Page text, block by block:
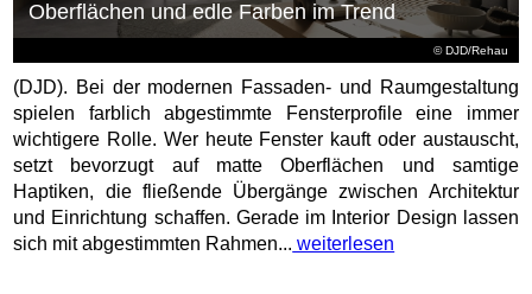
© DJD/Rehau
Oberflächen und edle Farben im Trend
(DJD). Bei der modernen Fassaden- und Raumgestaltung
spielen farblich abgestimmte Fensterprofile eine immer
wichtigere Rolle. Wer heute Fenster kauft oder austauscht,
setzt bevorzugt auf matte Oberflächen und samtige
Haptiken, die fließende Übergänge zwischen Architektur
und Einrichtung schaffen. Gerade im Interior Design lassen
sich mit abgestimmten Rahmen... weiterlesen